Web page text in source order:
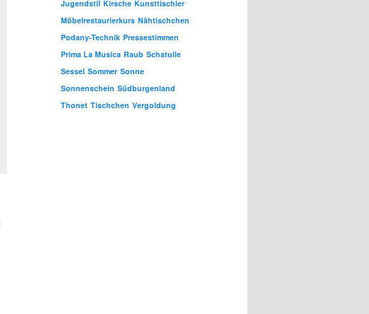
Jugendstil Kirsche Kunsttischler
Möbelrestaurierkurs Nähtischchen
Podany-Technik Pressestimmen
Prima La Musica Raub Schatulle
Sessel Sommer Sonne
Sonnenschein Südburgenland
Thonet Tischchen Vergoldung